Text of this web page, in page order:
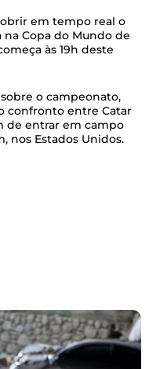
em tempo real o
Copa do Mundo de
às 19h deste
o campeonato,
confronto entre Catar
de entrar em campo
nos Estados Unidos.